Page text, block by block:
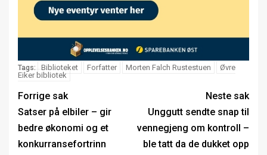
Tags: Biblioteket Forfatter Morten Falch Rustestuen
Øvre
Eiker bibliotek
Forrige sak
Satser på elbiler – gir
bedre økonomi og et
konkurransefortrinn
Neste sak
Unggutt sendte snap til
vennegjeng om kontroll –
ble tatt da de dukket opp